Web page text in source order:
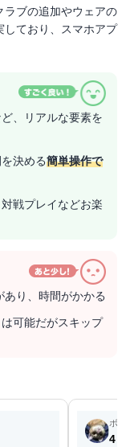
ラブの追加やウェアの
しており、スマホアプ
、リアルな要素を
決める簡単操作で
戦プレイなどお楽
り、時間がかかる
可能だがスキップ
ボム
4